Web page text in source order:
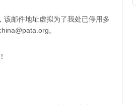
该邮件地址虚拟为了我处已停用多
。